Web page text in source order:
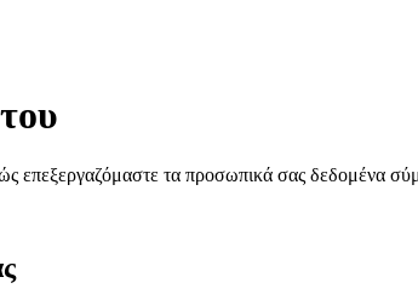
επεξεργαζόμαστε τα προσωπικά σας δεδομένα